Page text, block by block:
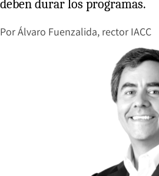
deben durar los programas.
PorÁlvaro Fuenzalida, rector IACC